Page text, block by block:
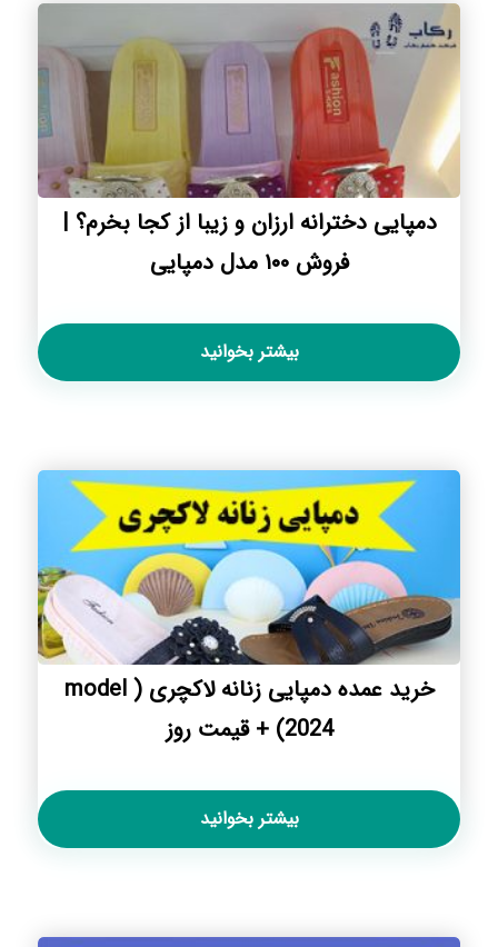
دمپایی دخترانه ارزان و زیبا از کجا بخرم؟ |
فروش ۱۰۰ مدل دمپایی
بیشتر بخوانید
خرید عمده دمپایی زنانه لاکچری ( model
2024) + قیمت روز
بیشتر بخوانید